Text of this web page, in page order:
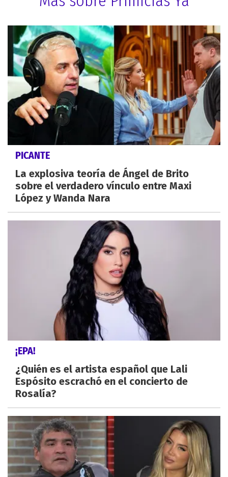
PICANTE
La explosiva teoría de Ángel de Brito
sobre el verdadero vínculo entre Maxi
López y Wanda Nara
¡EPA!
¿Quién es el artista español que Lali
Espósito escrachó en el concierto de
Rosalía?